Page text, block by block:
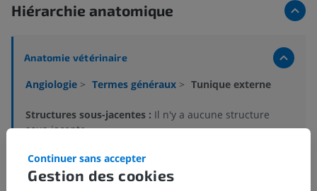
Hiérarchie anatomique
Anatomie vétérinaire
Angiologie > Termes généraux > Tunique externe
Structures sous-jacentes : Il n'y a aucune structure
sous-jacente
Gestion des cookies
Continuer sans accepter